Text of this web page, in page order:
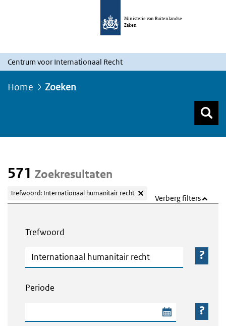
Ministerie van Buitenlandse
Zaken
Centrum voor Internationaal Recht
Home Zoeken
571 Zoekresultaten
Trefwoord: Internationaal humanitair recht
Verberg filters
Trefwoord
Trefwoord
Periode